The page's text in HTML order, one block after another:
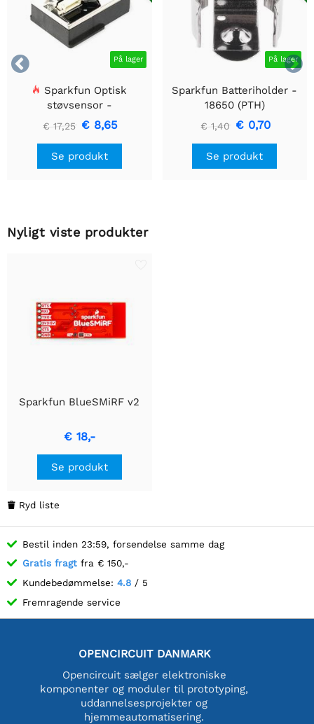

 På lager
Sparkfun Optisk
støvsensor -
GP2Y1010AU0F
€ 17,25 € 8,65
Se produkt
På lager
Sparkfun Batteriholder -
18650 (PTH)
€ 1,40 € 0,70
Se produkt
Nyligt viste produkter
Sparkfun BlueSMiRF v2
€ 18,-
Se produkt
 Ryd liste
Bestil inden 23:59, forsendelse samme dag
Gratis fragt fra € 150,-
Kundebedømmelse: 4.8 / 5
Fremragende service
OPENCIRCUIT DANMARK
Opencircuit sælger elektroniske
komponenter og moduler til prototyping,
uddannelsesprojekter og
hjemmeautomatisering.